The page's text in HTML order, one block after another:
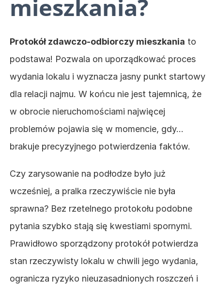
mieszkania?
Protokół zdawczo-odbiorczy mieszkania to
podstawa! Pozwala on uporządkować proces
wydania lokalu i wyznacza jasny punkt startowy
dla relacji najmu. W końcu nie jest tajemnicą, że
w obrocie nieruchomościami najwięcej
problemów pojawia się w momencie, gdy…
brakuje precyzyjnego potwierdzenia faktów.
Czy zarysowanie na podłodze było już
wcześniej, a pralka rzeczywiście nie była
sprawna? Bez rzetelnego protokołu podobne
pytania szybko stają się kwestiami spornymi.
Prawidłowo sporządzony protokół potwierdza
stan rzeczywisty lokalu w chwili jego wydania,
ogranicza ryzyko nieuzasadnionych roszczeń i